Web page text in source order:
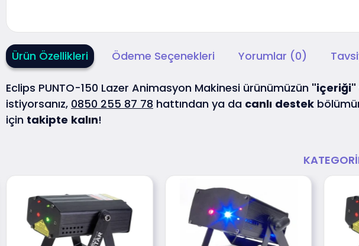
Ürün Özellikleri Ödeme Seçenekleri Yorumlar (0)
Eclips PUNTO-150 Lazer Animasyon Makinesi ürünümüzün "içeriği"
istiyorsanız, 0850 255 87 78 hattından ya da canlı destek
için takipte kalın!